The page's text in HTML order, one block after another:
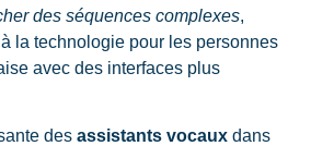
des séquences complexes,
la technologie pour les personnes
avec des interfaces plus
des assistants vocaux dans